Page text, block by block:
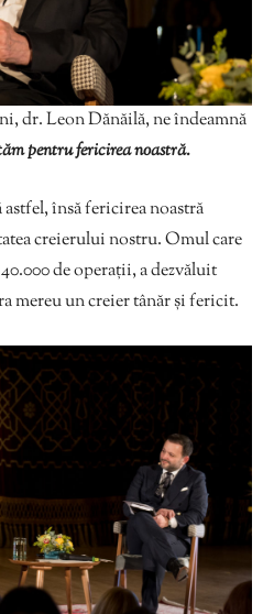
dr. Leon Dănăilă, ne îndeamnă
pentru fericirea noastră.
însă fericirea noastră
creierului nostru. Omul care
de operații, a dezvăluit
mereu un creier tânăr și fericit.